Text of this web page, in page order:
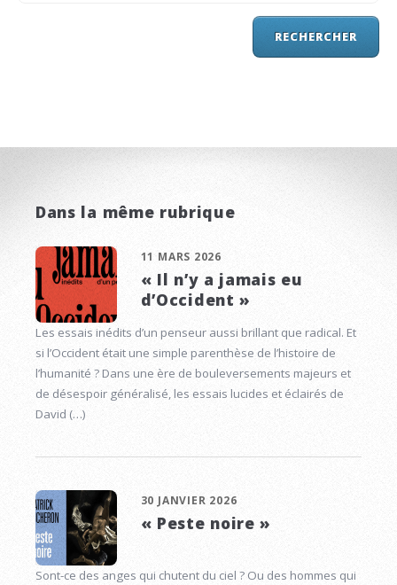
Dans la même rubrique
11 MARS 2026
« Il n’y a jamais eu
d’Occident »
Les essais inédits d’un penseur aussi brillant que radical. Et
si l’Occident était une simple parenthèse de l’histoire de
l’humanité ? Dans une ère de bouleversements majeurs et
de désespoir généralisé, les essais lucides et éclairés de
David (…)
30 JANVIER 2026
« Peste noire »
Sont-ce des anges qui chutent du ciel ? Ou des hommes qui